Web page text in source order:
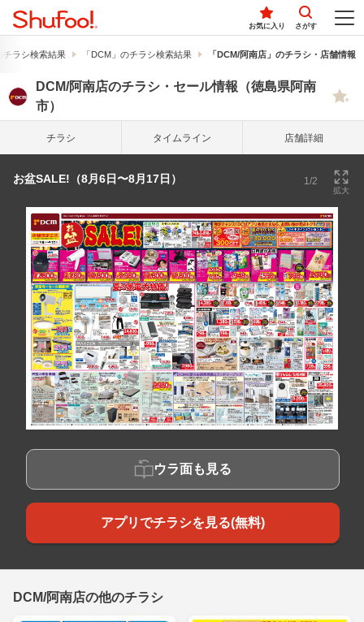
お気に入り さがす
チラシ検索結果 「DCM」のチラシ検索結果 「DCM/阿南店」のチラシ・店舗情報
DCM/阿南店のチラシ・セール情報（徳島県阿南
市）
チラシ タイム ライン 店舗詳細
お盆SALE!（8月6日〜8月17日） 1/2
拡大
ウラ面も見る
アプリでチラシを見る(無料)
DCM/阿南店の他のチラシ